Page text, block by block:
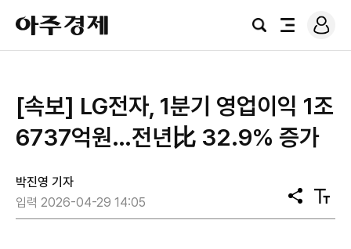
아
주
경
검
전
로
그
[속보] LG전자, 1분기 영업이익 1조
6737억원…전년比 32.9% 증가
박진영 기자
입력 2026-04-29 14:05
공
유
텍
스